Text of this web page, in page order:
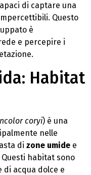
di captare una
Questo
è
e percepire i
Habitat
coryi) è una
nelle
di zone umide e
habitat sono
acqua dolce e